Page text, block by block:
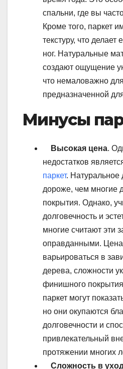
спальни, где вы
Кроме того, паркет
текстуру, что
ног. Натуральные
создают ощущение
что немаловажно
предназначенной
Минусы
Высокая цена.
недостатков
паркет. Натуральное
дороже, чем многие
покрытия. Однако,
долговечность и
многие считают эти
оправданными. Цена
варьироваться в
дерева, сложности
финишного
паркет могут
но они окупаются
долговечности и
привлекательный
протяжении многих
Сложность в